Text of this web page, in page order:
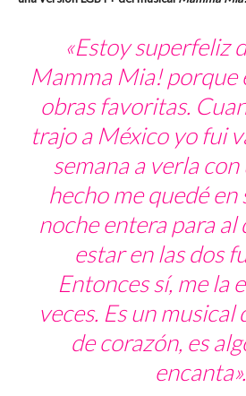
«Estoy superfeliz
Mamma Mia!porque
obras favoritas.
trajo a México yo fui
semana a verla
hecho me quedé en
noche entera para al
estar en las dos
Entonces sí, me la
veces. Es un musical
de corazón, es
encanta».